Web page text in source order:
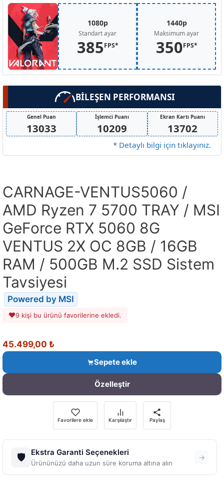
1080p
Standart ayar
385FPS*
1440p
Maksimum ayar
350FPS*
BİLEŞEN PERFORMANSI
Genel Puan
13033
İşlemci Puanı
10209
Ekran Kartı Puanı
13702
* Detaylı bilgi için tıklayınız.
CARNAGE-VENTUS5060 /
AMD Ryzen 7 5700 TRAY / MSI
GeForce RTX 5060 8G
VENTUS 2X OC 8GB / 16GB
RAM / 500GB M.2 SSD Sistem
Tavsiyesi
Powered by MSI
9 kişi bu ürünü favorilerine ekledi.
45.499,00 ₺
Sepete ekle
Özelleştir
Favorilere ekle Karşılaştır Paylaş
🛡️ Ekstra Garanti Seçenekleri
Ürününüzü daha uzun süre koruma altına alın
→